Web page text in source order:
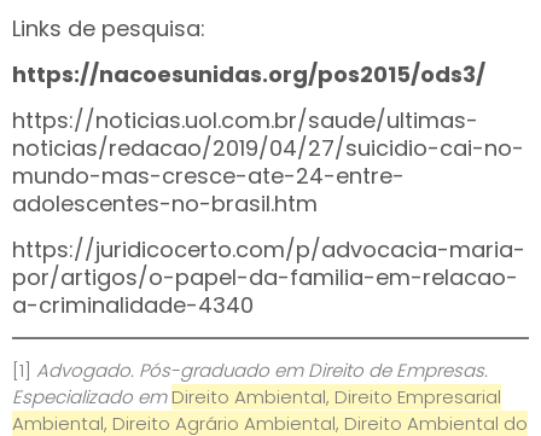
Links de pesquisa:
https://nacoesunidas.org/pos2015/ods3/
https://noticias.uol.com.br/saude/ultimas-
noticias/redacao/2019/04/27/suicidio-cai-no-
mundo-mas-cresce-ate-24-entre-
adolescentes-no-brasil.htm
https://juridicocerto.com/p/advocacia-maria-
por/artigos/o-papel-da-familia-em-relacao-
a-criminalidade-4340
[1] Advogado. Pós-graduado em Direito de Empresas.
Especializado emDireito Ambiental, Direito Empresarial
Ambiental, Direito Agrário Ambiental, Direito Ambiental do